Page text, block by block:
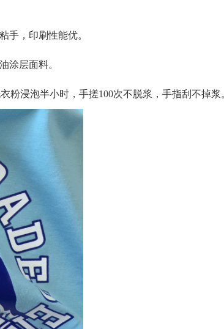
手，印刷性能优。
涂层面料。
粉浸泡半小时，手搓100次不脱浆，手指刮不掉浆